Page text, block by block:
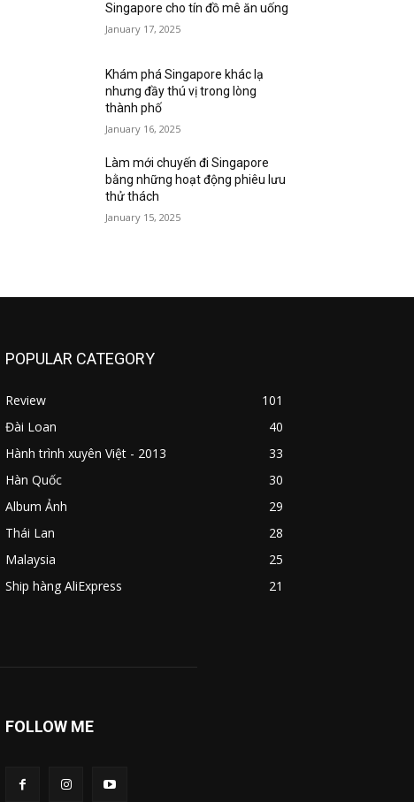
Singapore cho tín đồ mê ăn uống
January 17, 2025
Khám phá Singapore khác lạ
nhưng đầy thú vị trong lòng
thành phố
January 16, 2025
Làm mới chuyến đi Singapore
bằng những hoạt động phiêu lưu
thử thách
January 15, 2025
POPULAR CATEGORY
Review
101
Đài Loan
40
Hành trình xuyên Việt - 2013
33
Hàn Quốc
30
Album Ảnh
29
Thái Lan
28
Malaysia
25
Ship hàng AliExpress
21
FOLLOW ME